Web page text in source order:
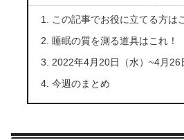
この記事でお役に立てる方は
睡眠の質を測る道具はこれ！
2022年4月20日（水）~4月26
今週のまとめ